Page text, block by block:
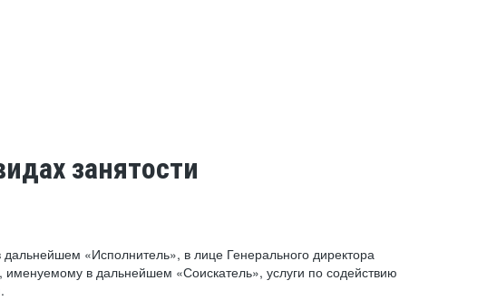
занятости
«Исполнитель», в лице Генерального директора
в дальнейшем «Соискатель», услуги по содействию